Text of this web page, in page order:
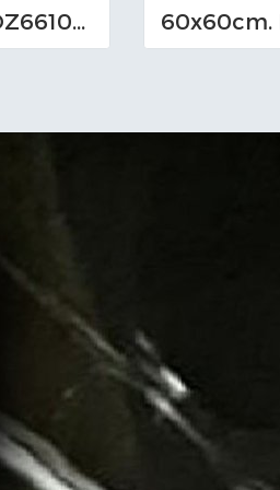
60x60cm. MDZ661013_M (TS-I)